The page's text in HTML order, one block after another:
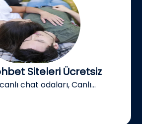
Siteleri Ücretsiz
chat odaları, Canlı...